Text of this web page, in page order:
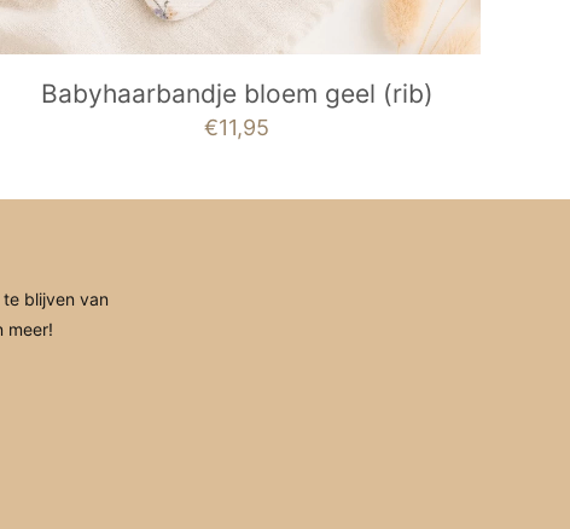
Babyhaarbandje bloem geel (rib)
€11,95
blijven van
meer!